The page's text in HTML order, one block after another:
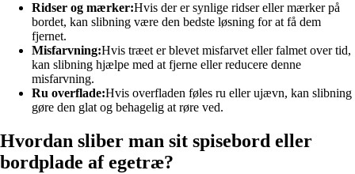
Ridser og mærker:Hvis der er synlige ridser eller mærker på
bordet, kan slibning være den bedste løsning for at få dem
fjernet.
Misfarvning:Hvis træet er blevet misfarvet eller falmet over tid,
kan slibning hjælpe med at fjerne eller reducere denne
misfarvning.
Ru overflade:Hvis overfladen føles ru eller ujævn, kan slibning
gøre den glat og behagelig at røre ved.
Hvordan sliber man sit spisebord eller
bordplade af egetræ?